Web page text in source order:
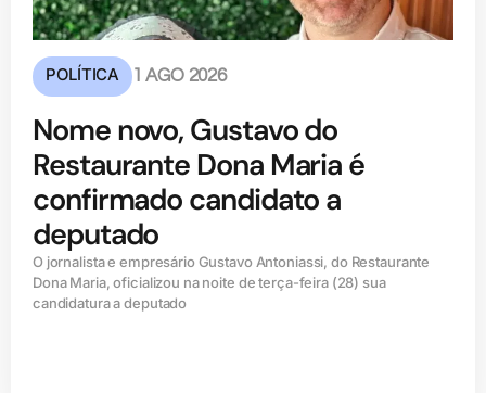
POLÍTICA 1 AGO 2026
Nome novo, Gustavo do
Restaurante Dona Maria é
confirmado candidato a
deputado
O jornalista e empresário Gustavo Antoniassi, do Restaurante
Dona Maria, oficializou na noite de terça-feira (28) sua
candidatura a deputado